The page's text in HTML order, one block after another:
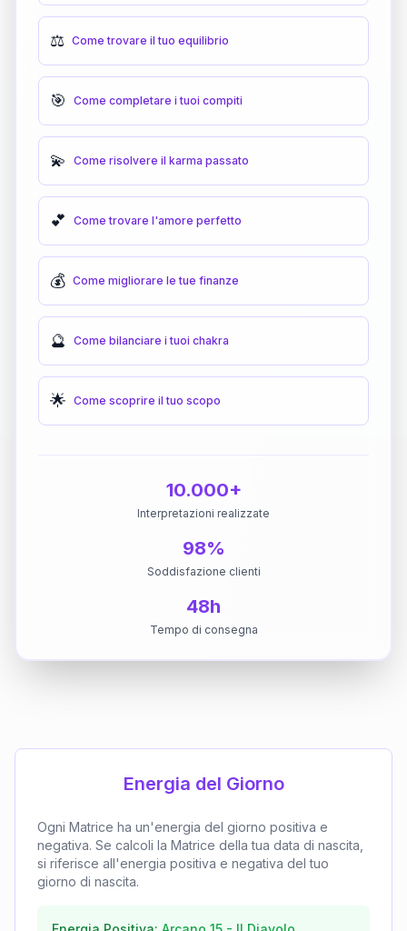
⚖️ Come trovare il tuo equilibrio
🎯 Come completare i tuoi compiti
💫 Come risolvere il karma passato
💕 Come trovare l'amore perfetto
💰 Come migliorare le tue finanze
🔮 Come bilanciare i tuoi chakra
🌟 Come scoprire il tuo scopo
10.000+
Interpretazioni realizzate
98%
Soddisfazione clienti
48h
Tempo di consegna
Energia del Giorno
Ogni Matrice ha un'energia del giorno positiva e
negativa. Se calcoli la Matrice della tua data di nascita,
si riferisce all'energia positiva e negativa del tuo
giorno di nascita.